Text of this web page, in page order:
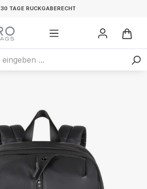
30 TAGE RÜCKGABERECHT